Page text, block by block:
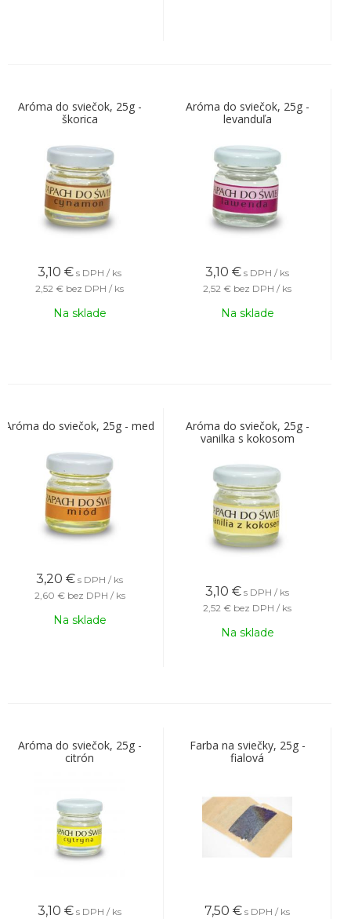
Aróma do sviečok, 25g -
škorica
3,10 € s DPH / ks
2,52 € bez DPH / ks
Na sklade
Aróma do sviečok, 25g -
levanduľa
3,10 € s DPH / ks
2,52 € bez DPH / ks
Na sklade
Aróma do sviečok, 25g - med
3,20 € s DPH / ks
2,60 € bez DPH / ks
Na sklade
Aróma do sviečok, 25g -
vanilka s kokosom
3,10 € s DPH / ks
2,52 € bez DPH / ks
Na sklade
Aróma do sviečok, 25g -
citrón
3,10 € s DPH / ks
Farba na sviečky, 25g -
fialová
7,50 € s DPH / ks